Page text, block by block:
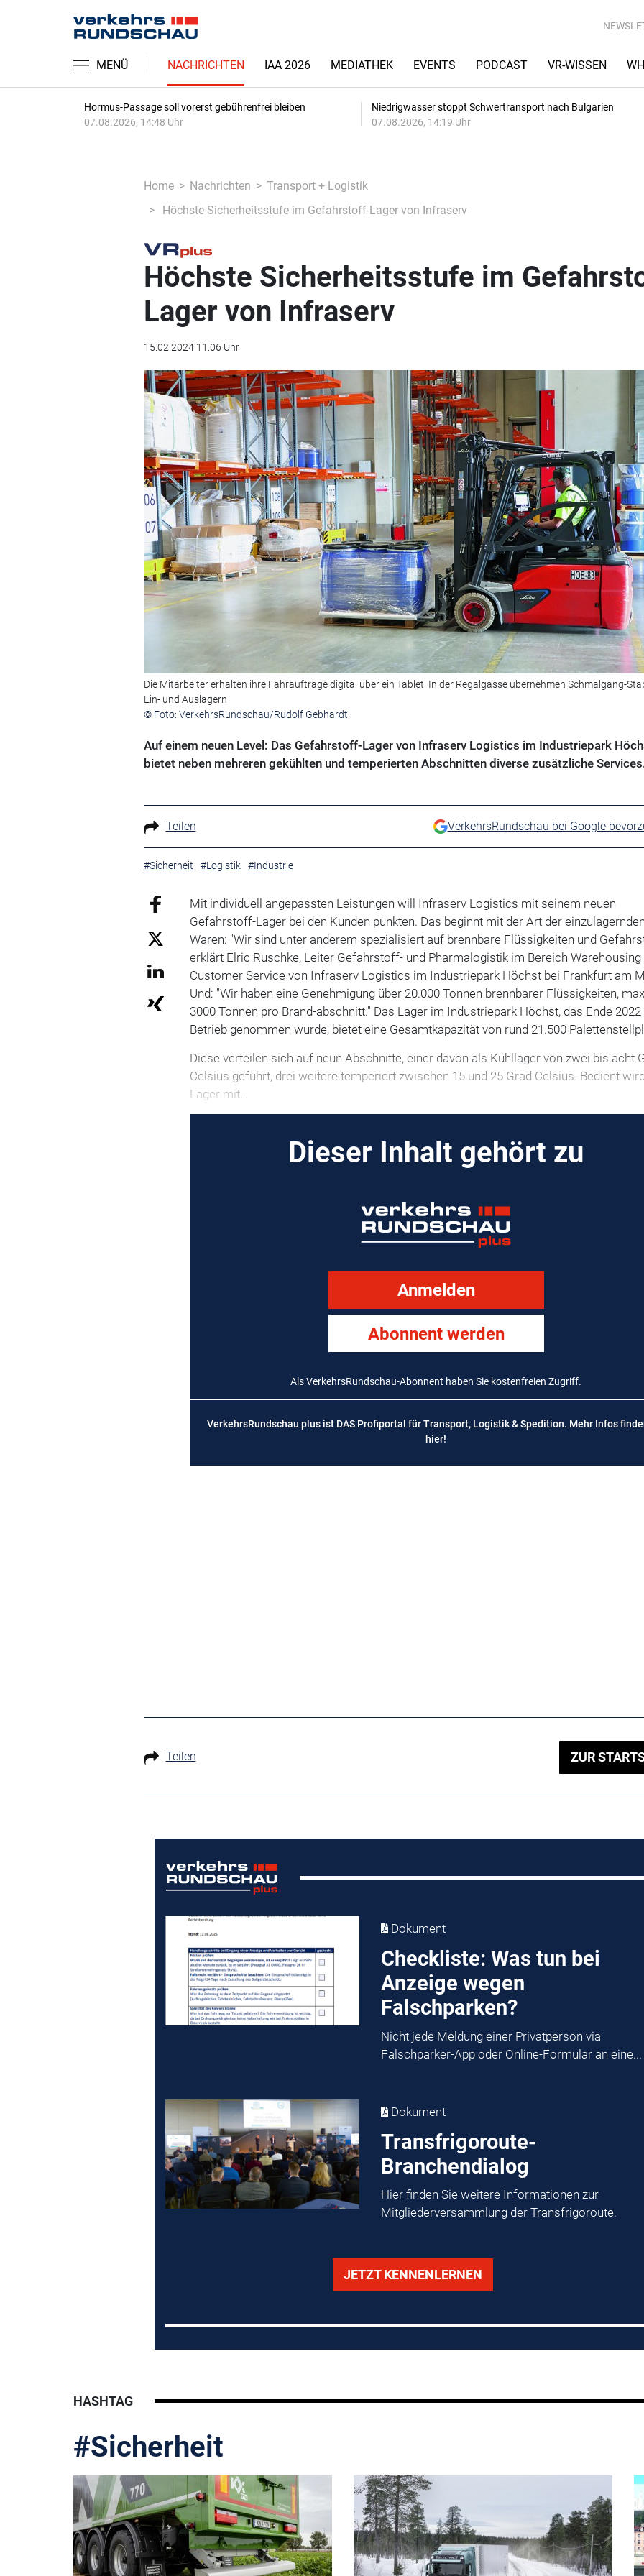
MENÜ NACHRICHTEN IAA 2026 MEDIATHEK EVENTS PODCAST VR-WISSEN
Hormus-Passage soll vorerst gebührenfrei bleiben
07.08.2026, 14:48 Uhr
Niedrigwasser stoppt Schwertransport nach Bulgarien
07.08.2026, 14:19 Uhr
Home Nachrichten
Transport + Logistik
Höchste Sicherheitsstufe im Gefahrstoff-Lager von Infraserv
Höchste Sicherheitsstufe im
Lager von Infraserv
15.02.2024 11:06 Uhr
Die Mitarbeiter erhalten ihre Fahraufträge digital über ein Tablet. In der Regalgasse übernehmen Schmalgang-
Ein- und Auslagern
© Foto: VerkehrsRundschau/Rudolf Gebhardt
Auf einem neuen Level: Das Gefahrstoff-Lager von Infraserv Logistics im Industriepark
bietet neben mehreren gekühlten und temperierten Abschnitten diverse zusätzliche
Teilen VerkehrsRundschau bei Google
#Sicherheit #Logistik #Industrie
Mit individuell angepassten Leistungen will Infraserv Logistics mit seinem neuen
Gefahrstoff-Lager bei den Kunden punkten. Das beginnt mit der Art der
Waren: "Wir sind unter anderem spezialisiert auf brennbare Flüssigkeiten und
erklärt Elric Ruschke, Leiter Gefahrstoff- und Pharmalogistik im Bereich Warehousing
Customer Service von Infraserv Logistics im Industriepark Höchst bei Frankfurt am
Und: "Wir haben eine Genehmigung über 20.000 Tonnen brennbarer Flüssigkeiten,
3000 Tonnen pro Brand-abschnitt." Das Lager im Industriepark Höchst, das Ende 2022
Betrieb genommen wurde, bietet eine Gesamtkapazität von rund 21.500
Diese verteilen sich auf neun Abschnitte, einer davon als Kühllager von zwei bis acht
Celsius geführt, drei weitere temperiert zwischen 15 und 25 Grad Celsius. Bedient
Lager mit…
Dieser Inhalt gehört zu
Anmelden
Abonnent werden
Als VerkehrsRundschau-Abonnent haben Sie kostenfreien Zugriff.
VerkehrsRundschau plus ist DAS Profiportal für Transport, Logistik & Spedition. Mehr Infos
hier!
Teilen ZUR
Dokument
Checkliste: Was tun bei
Anzeige wegen
Falschparken?
Nicht jede Meldung einer Privatperson via
Falschparker-App oder Online-Formular an eine...
Dokument
Transfrigoroute-
Branchendialog
Hier finden Sie weitere Informationen zur
Mitgliederversammlung der Transfrigoroute.
JETZT KENNENLERNEN
HASHTAG
#Sicherheit